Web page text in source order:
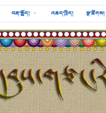
བརྡ་སྤྲོད། འཆད་ཁྲིད། སྣ་ཚོགས།